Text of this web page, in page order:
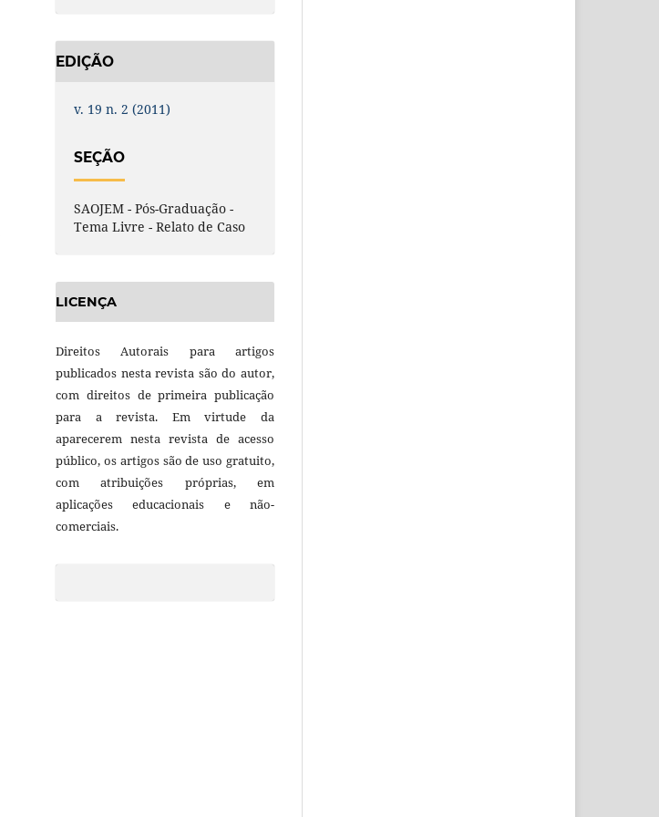
EDIÇÃO
v. 19 n. 2 (2011)
SEÇÃO
SAOJEM - Pós-Graduação -
Tema Livre - Relato de Caso
LICENÇA
Direitos Autorais para artigos
publicados nesta revista são do autor,
com direitos de primeira publicação
para a revista. Em virtude da
aparecerem nesta revista de acesso
público, os artigos são de uso gratuito,
com atribuições próprias, em
aplicações educacionais e não-
comerciais.